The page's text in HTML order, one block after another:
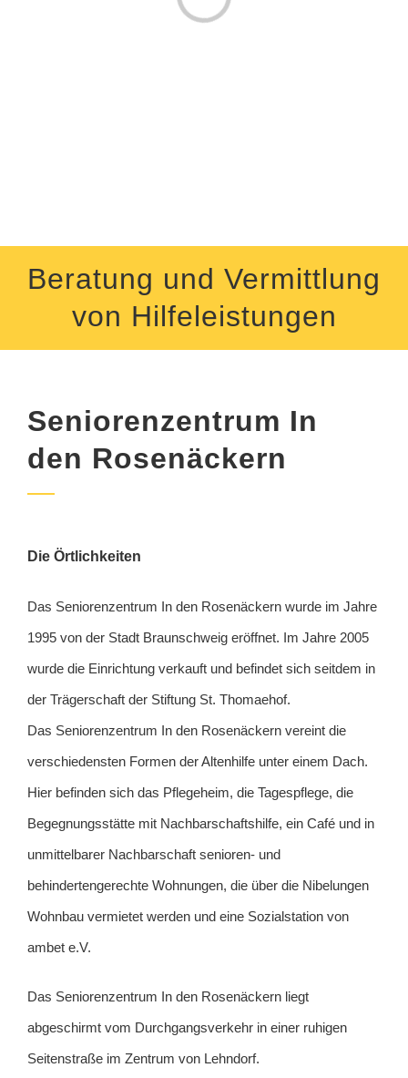
Beratung und Vermittlung
von Hilfeleistungen
Seniorenzentrum In
den Rosenäckern
Die Örtlichkeiten
Das Seniorenzentrum In den Rosenäckern wurde im Jahre
1995 von der Stadt Braunschweig eröffnet. Im Jahre 2005
wurde die Einrichtung verkauft und befindet sich seitdem in
der Trägerschaft der Stiftung St. Thomaehof.
Das Seniorenzentrum In den Rosenäckern vereint die
verschiedensten Formen der Altenhilfe unter einem Dach.
Hier befinden sich das Pflegeheim, die Tagespflege, die
Begegnungsstätte mit Nachbarschaftshilfe, ein Café und in
unmittelbarer Nachbarschaft senioren- und
behindertengerechte Wohnungen, die über die Nibelungen
Wohnbau vermietet werden und eine Sozialstation von
ambet e.V.
Das Seniorenzentrum In den Rosenäckern liegt
abgeschirmt vom Durchgangsverkehr in einer ruhigen
Seitenstraße im Zentrum von Lehndorf.